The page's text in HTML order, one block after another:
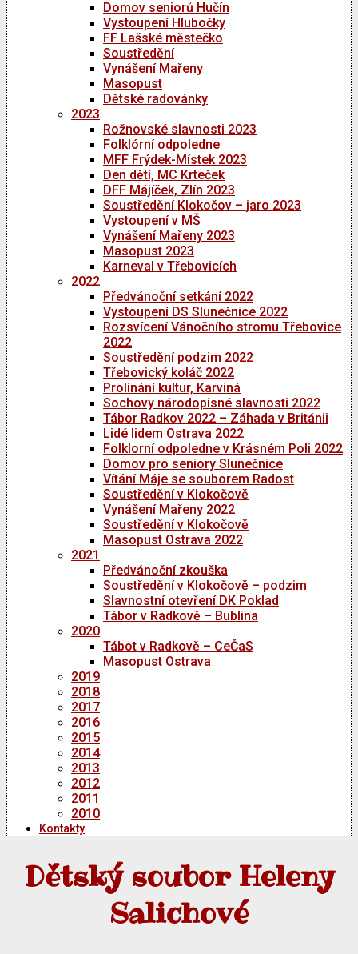
Domov seniorů Hučín
Vystoupení Hlubočky
FF Lašské městečko
Soustředění
Vynášení Mařeny
Masopust
Dětské radovánky
2023
Rožnovské slavnosti 2023
Folklórní odpoledne
MFF Frýdek-Místek 2023
Den dětí, MC Krteček
DFF Májíček, Zlín 2023
Soustředění Klokočov – jaro 2023
Vystoupení v MŠ
Vynášení Mařeny 2023
Masopust 2023
Karneval v Třebovicích
2022
Předvánoční setkání 2022
Vystoupení DS Slunečnice 2022
Rozsvícení Vánočního stromu Třebovice
2022
Soustředění podzim 2022
Třebovický koláč 2022
Prolínání kultur, Karviná
Sochovy národopisné slavnosti 2022
Tábor Radkov 2022 – Záhada v Británii
Lidé lidem Ostrava 2022
Folklorní odpoledne v Krásném Poli 2022
Domov pro seniory Slunečnice
Vítání Máje se souborem Radost
Soustředění v Klokočově
Vynášení Mařeny 2022
Soustředění v Klokočově
Masopust Ostrava 2022
2021
Předvánoční zkouška
Soustředění v Klokočově – podzim
Slavnostní otevření DK Poklad
Tábor v Radkově – Bublina
2020
Tábot v Radkově – CeČaS
Masopust Ostrava
2019
2018
2017
2016
2015
2014
2013
2012
2011
2010
Kontakty
Dětský soubor Heleny
Salichové